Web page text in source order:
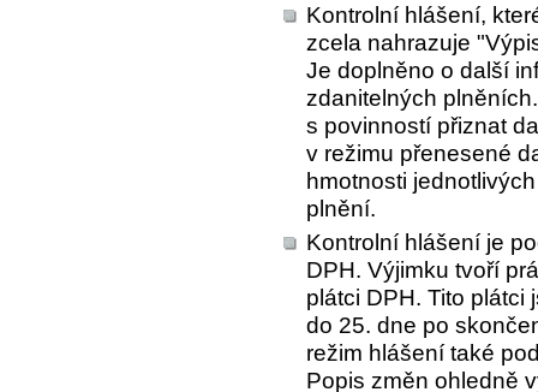
Kontrolní hlášení,
zcela nahrazuje
Je doplněno o další
zdanitelných
s povinností přiznat
v režimu přenesené
hmotnosti
plnění.
Kontrolní hlášení je
DPH. Výjimku tvoří
plátci DPH. Tito
do 25. dne po
režim hlášení také
Popis změn ohledně